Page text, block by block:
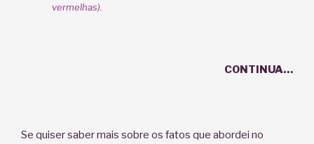
vermelhas).
CONTINUA…
Se quiser saber mais sobre os fatos que abordei no